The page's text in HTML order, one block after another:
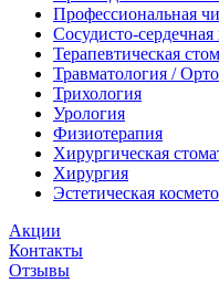
Профессиональная
Сосудисто-
Терапевтическая
Травматология /
Трихология
Урология
Физиотерапия
Хирургическая
Хирургия
Эстетическая
Акции
Контакты
Отзывы